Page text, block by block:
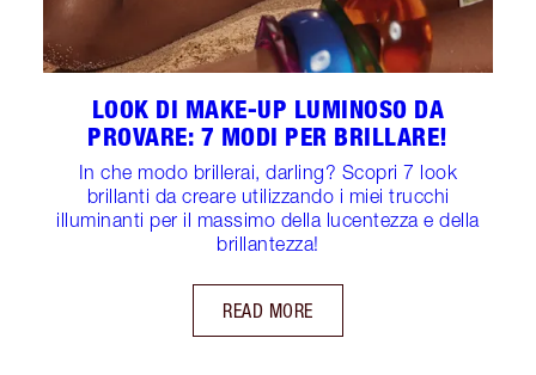
LOOK DI MAKE-UP LUMINOSO DA
PROVARE: 7 MODI PER BRILLARE!
In che modo brillerai, darling? Scopri 7 look
brillanti da creare utilizzando i miei trucchi
illuminanti per il massimo della lucentezza e della
brillantezza!
READ MORE